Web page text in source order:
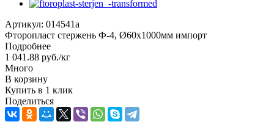
Артикул: 014541а
Фторопласт стержень Ф-4, Ø60х1000мм импорт
Подробнее
1 041.88 руб./кг
Много
В корзину
Купить в 1 клик
Поделиться